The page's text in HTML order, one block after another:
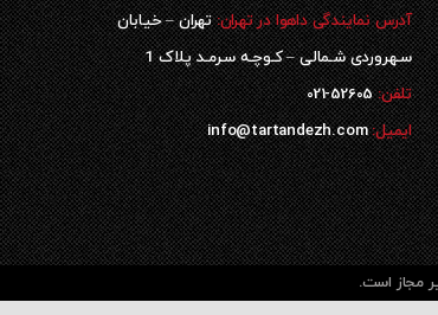
آدرس نمایندگی داهوا در تهران:تهران – خیابان
سـهروردی شـمالی – کـوچـه سـرمـد پلاک 1
تلفن:52605-021
ایمیل:info@tartandezh.com
مجاز است.